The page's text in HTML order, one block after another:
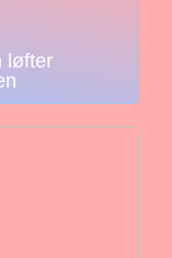
løfter